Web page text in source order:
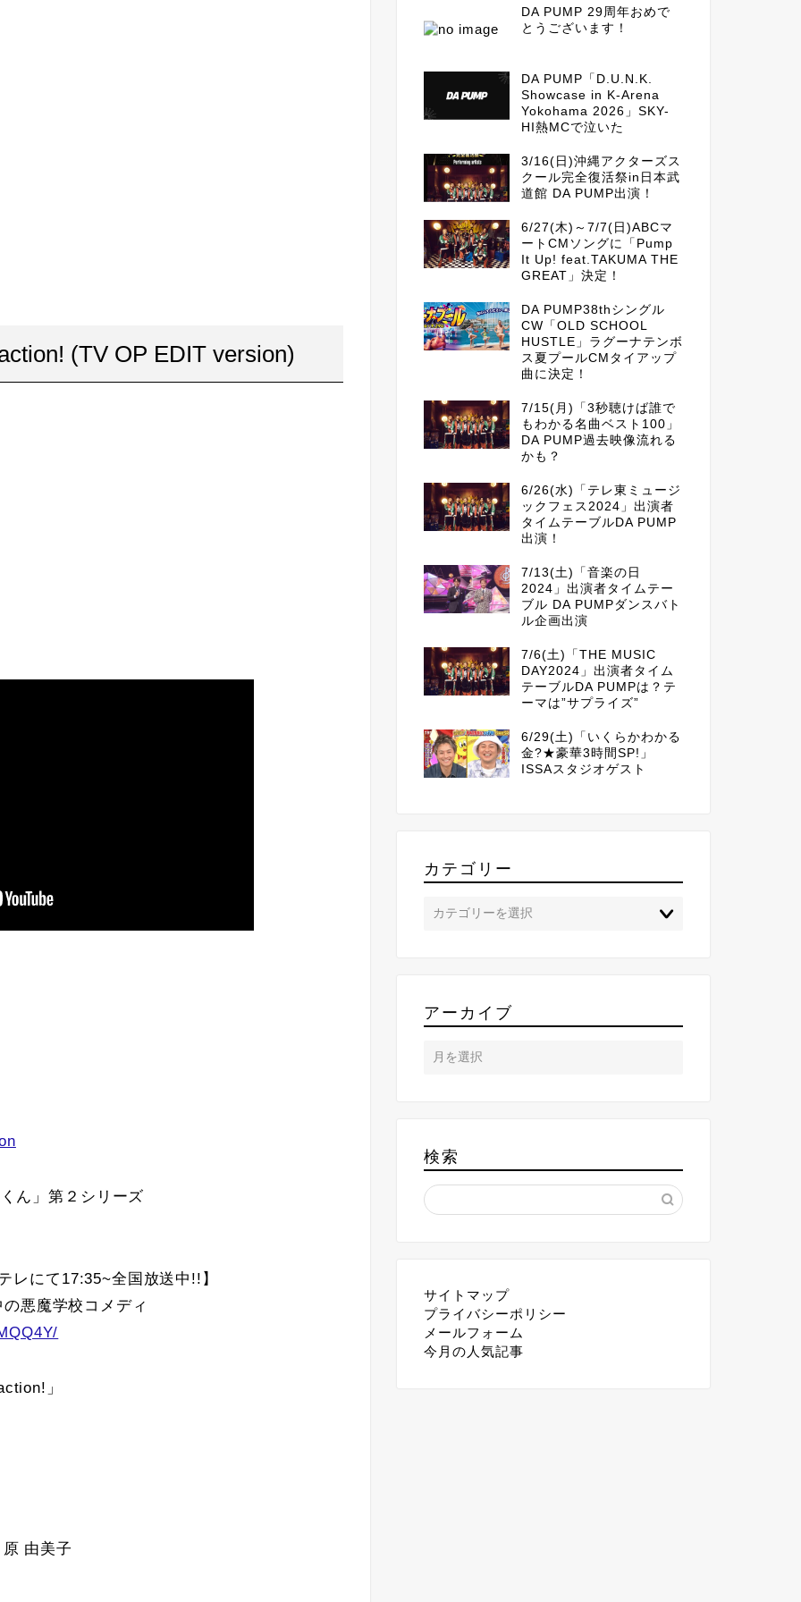
(TV OP EDIT version)
ん」第２シリーズ
レにて17:35~全国放送中!!】
悪魔学校コメディ
」
由美子
DA PUMP 29周年おめで
とうございます！
DA PUMP「D.U.N.K.
Showcase in K-Arena
Yokohama 2026」SKY-
HI熱MCで泣いた
3/16(日)沖縄アクターズス
クール完全復活祭in日本武
道館 DA PUMP出演！
6/27(木)～7/7(日)ABCマ
ートCMソングに「Pump
It Up! feat.TAKUMA THE
GREAT」決定！
DA PUMP38thシングル
CW「OLD SCHOOL
HUSTLE」ラグーナテンボ
ス夏プールCMタイアップ
曲に決定！
7/15(月)「3秒聴けば誰で
もわかる名曲ベスト100」
DA PUMP過去映像流れる
かも？
6/26(水)「テレ東ミュージ
ックフェス2024」出演者
タイムテーブルDA PUMP
出演！
7/13(土)「音楽の日
2024」出演者タイムテー
ブル DA PUMPダンスバト
ル企画出演
7/6(土)「THE MUSIC
DAY2024」出演者タイム
テーブルDA PUMPは？テ
ーマは”サプライズ”
6/29(土)「いくらかわかる
金?★豪華3時間SP!」
ISSAスタジオゲスト
カテゴリー
アーカイブ
検索
サイトマップ
プライバシーポリシー
メールフォーム
今月の人気記事